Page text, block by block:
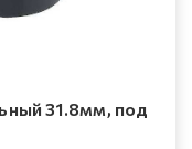
31.8мм, под